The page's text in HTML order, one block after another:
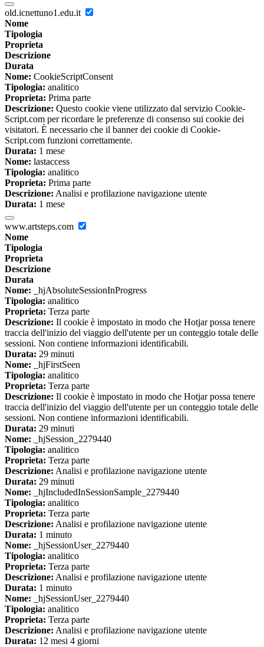
old.icnettuno1.edu.it
Nome
Tipologia
Proprieta
Descrizione
Durata
Nome: CookieScriptConsent
Tipologia: analitico
Proprieta: Prima parte
Descrizione: Questo cookie viene utilizzato dal servizio Cookie-
Script.com per ricordare le preferenze di consenso sui cookie dei
visitatori. È necessario che il banner dei cookie di Cookie-
Script.com funzioni correttamente.
Durata: 1 mese
Nome: lastaccess
Tipologia: analitico
Proprieta: Prima parte
Descrizione: Analisi e profilazione navigazione utente
Durata: 1 mese
www.artsteps.com
Nome
Tipologia
Proprieta
Descrizione
Durata
Nome: _hjAbsoluteSessionInProgress
Tipologia: analitico
Proprieta: Terza parte
Descrizione: Il cookie è impostato in modo che Hotjar possa tenere
traccia dell'inizio del viaggio dell'utente per un conteggio totale delle
sessioni. Non contiene informazioni identificabili.
Durata: 29 minuti
Nome: _hjFirstSeen
Tipologia: analitico
Proprieta: Terza parte
Descrizione: Il cookie è impostato in modo che Hotjar possa tenere
traccia dell'inizio del viaggio dell'utente per un conteggio totale delle
sessioni. Non contiene informazioni identificabili.
Durata: 29 minuti
Nome: _hjSession_2279440
Tipologia: analitico
Proprieta: Terza parte
Descrizione: Analisi e profilazione navigazione utente
Durata: 29 minuti
Nome: _hjIncludedInSessionSample_2279440
Tipologia: analitico
Proprieta: Terza parte
Descrizione: Analisi e profilazione navigazione utente
Durata: 1 minuto
Nome: _hjSessionUser_2279440
Tipologia: analitico
Proprieta: Terza parte
Descrizione: Analisi e profilazione navigazione utente
Durata: 1 minuto
Nome: _hjSessionUser_2279440
Tipologia: analitico
Proprieta: Terza parte
Descrizione: Analisi e profilazione navigazione utente
Durata: 12 mesi 4 giorni